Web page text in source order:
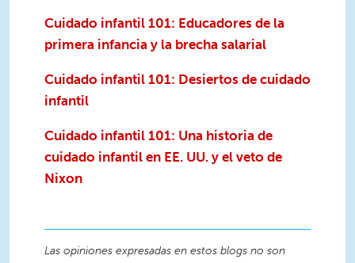
Cuidado infantil 101: Educadores de la
primera infancia y la brecha salarial
Cuidado infantil 101: Desiertos de cuidado
infantil
Cuidado infantil 101: Una historia de
cuidado infantil en EE. UU. y el veto de
Nixon
Las opiniones expresadas en estos blogs no son